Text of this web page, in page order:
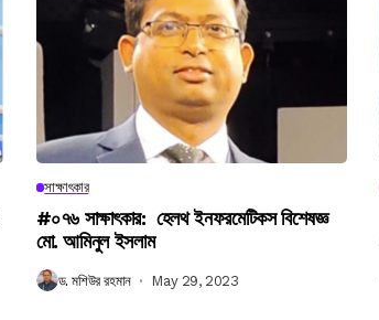
সাক্ষাৎকার
#০৭৬ সাক্ষাৎকার: হেলথ ইনফরমেটিকস বিশেষজ্ঞ
মো. আমিনুল ইসলাম
ড. মশিউর রহমান May 29, 2023